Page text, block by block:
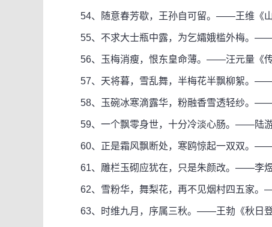
54、随意春芳歇，王孙自可留。——王维《山
55、不求大士瓶中露，为乞孀娥槛外梅。——
56、玉梅消瘦，恨东皇命薄。——汪元量《传
57、天将暮，雪乱舞，半梅花半飘柳絮。——
58、玉碗冰寒滴露华，粉融香雪透轻纱。——
59、一个飘零身世，十分冷淡心肠。——陆游
60、正是霜风飘断处，寒鸥惊起一双双。——
61、雕栏玉砌应犹在，只是朱颜改。——李煜
62、雪粉华，舞梨花，再不见烟村四五家。
63、时维九月，序属三秋。——王勃《秋日登